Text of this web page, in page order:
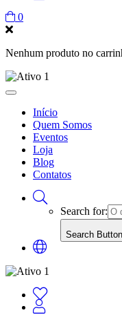
0
Nenhum produto no
Início
Quem Somos
Eventos
Loja
Blog
Contatos
Search for:
Search Button